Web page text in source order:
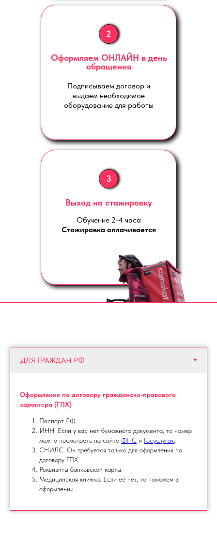
Подписываем договор и
выдаем необходимое
оборудование для работы
Оформляем ОНЛАЙН в день
обращения
3
Выход на стажировку
Обучение 2-4 часа
Стажировка оплачивается
2
Оформление по договору гражданско-правового
характера (ГПХ)
Паспорт РФ.
ИНН. Если у вас нет бумажного документа, то номер
можно посмотреть на сайте ФНС и Госуслугах
СНИЛС. Он требуется только для оформления по
договору ГПХ.
Реквизиты банковской карты.
Медицинская книжка. Если её нет, то поможем в
оформлении.